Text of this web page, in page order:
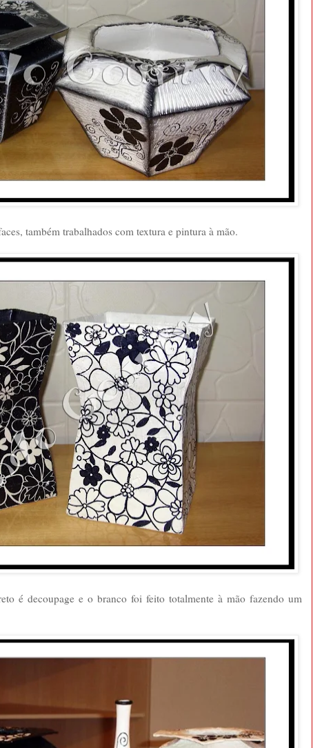
também trabalhados com textura e pintura à mão.
é decoupage e o branco foi feito totalmente à mão fazendo um